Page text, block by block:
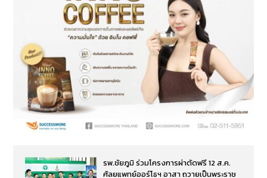
รพ.ชัยภูมิ ร่วมโครงการผ่าตัดฟรี 12 ส.ค.
ศัลยแพทย์ออร์โธฯ อาสา ถวายเป็นพระราช